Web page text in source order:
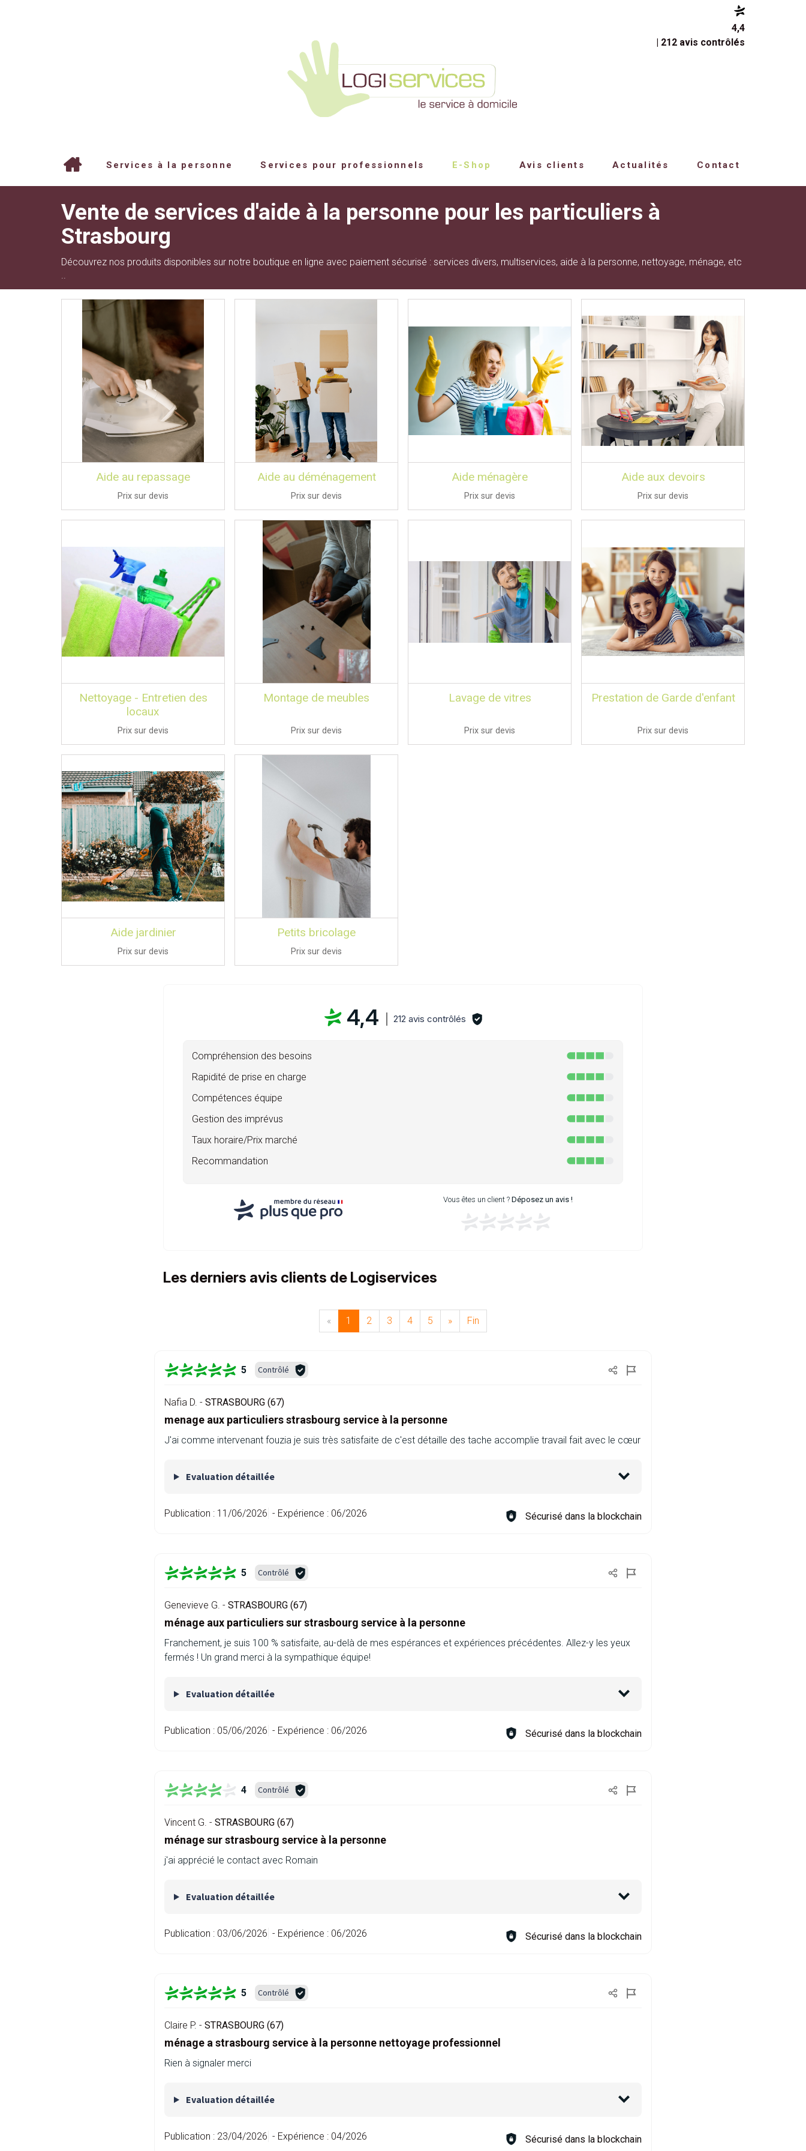
4,4
| 212 avis contrôlés
Services à la personne Services pour professionnels E-Shop Avis clients Actualités Contact
Vente de services d'aide à la personne pour les particuliers à
Strasbourg
Découvrez nos produits disponibles sur notre boutique en ligne avec paiement sécurisé : services divers, multiservices, aide à la personne, nettoyage, ménage, etc
..
Aide au repassage
Prix sur devis
Aide au déménagement
Prix sur devis
Aide ménagère
Prix sur devis
Aide aux devoirs
Prix sur devis
Nettoyage - Entretien des
locaux
Prix sur devis
Montage de meubles
Prix sur devis
Lavage de vitres
Prix sur devis
Prestation de Garde d'enfant
Prix sur devis
Aide jardinier
Prix sur devis
Petits bricolage
Prix sur devis
4,4 212 avis contrôlés
Compréhension des besoins
Rapidité de prise en charge
Compétences équipe
Gestion des imprévus
Taux horaire/Prix marché
Recommandation
Vous êtes un client ?Déposez un avis !
Les derniers avis clients de Logiservices
« 1 2 3 4 5 » Fin
5 Contrôlé
Nafia D. - STRASBOURG (67)
menage aux particuliers strasbourg service à la personne
J'ai comme intervenant fouzia je suis très satisfaite de c'est détaille des tache accomplie travail fait avec le cœur
Evaluation détaillée
Publication : 11/06/2026 - Expérience : 06/2026 Sécurisé dans la blockchain
5 Contrôlé
Genevieve G. - STRASBOURG (67)
ménage aux particuliers sur strasbourg service à la personne
Franchement, je suis 100 % satisfaite, au-delà de mes espérances et expériences précédentes. Allez-y les yeux
fermés ! Un grand merci à la sympathique équipe!
Evaluation détaillée
Publication : 05/06/2026 - Expérience : 06/2026 Sécurisé dans la blockchain
4 Contrôlé
Vincent G. - STRASBOURG (67)
ménage sur strasbourg service à la personne
j'ai apprécié le contact avec Romain
Evaluation détaillée
Publication : 03/06/2026 - Expérience : 06/2026 Sécurisé dans la blockchain
5 Contrôlé
Claire P. - STRASBOURG (67)
ménage a strasbourg service à la personne nettoyage professionnel
Rien à signaler merci
Evaluation détaillée
Publication : 23/04/2026 - Expérience : 04/2026 Sécurisé dans la blockchain